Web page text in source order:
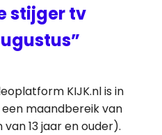
stijger tv
KIJK.nl is in
maandbereik van
van 13 jaar en ouder).